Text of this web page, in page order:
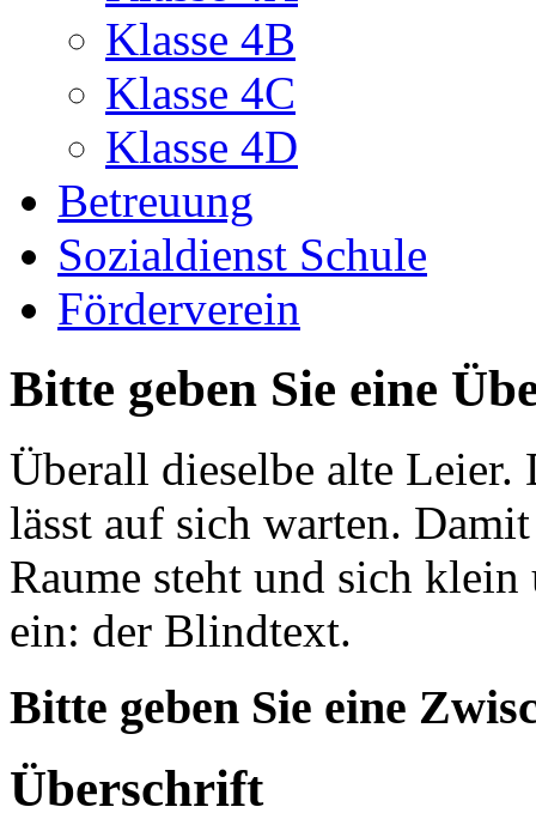
Klasse 4B
Klasse 4C
Klasse 4D
Betreuung
Sozialdienst Schule
Förderverein
Bitte geben Sie eine
Überall dieselbe alte
lässt auf sich warten.
Raume steht und sich
ein: der Blindtext.
Bitte geben Sie eine
Überschrift